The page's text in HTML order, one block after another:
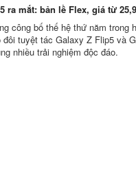
ra mắt: bản lề Flex, giá từ
công bố thế hệ thứ năm trong
đôi tuyệt tác Galaxy Z Flip5 và
nhiều trải nghiệm độc đáo.